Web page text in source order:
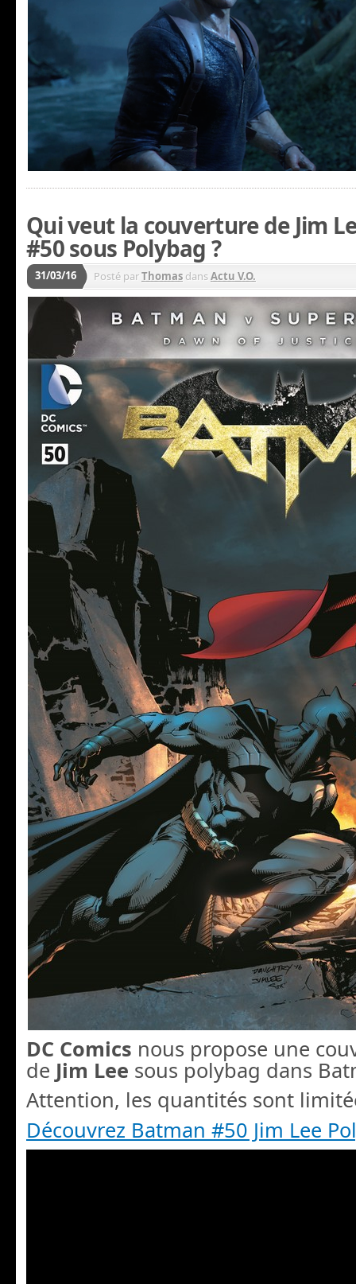
Qui veut la couverture de Jim
#50 sous Polybag ?
31/03/16 Posté parThomas dansActu V.O.
DC Comics nous propose une
de Jim Lee sous polybag dans
Attention, les quantités sont
Découvrez Batman #50 Jim Lee